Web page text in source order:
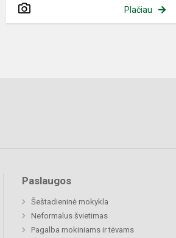
Plačiau
Paslaugos
Šeštadieninė mokykla
Neformalus švietimas
Pagalba mokiniams ir tėvams